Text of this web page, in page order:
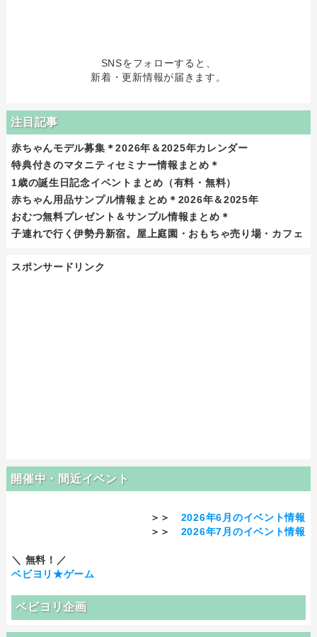
SNSをフォローすると、
新着・更新情報が届きます。
注目記事
赤ちゃんモデル募集＊2026年＆2025年カレンダー
特典付きのマタニティセミナー情報まとめ＊
1歳の誕生日記念イベントまとめ（有料・無料）
赤ちゃん用品サンプル情報まとめ＊2026年＆2025年
おむつ無料プレゼント＆サンプル情報まとめ＊
子連れで行く伊勢丹新宿。屋上庭園・おもちゃ売り場・カフェ
スポンサードリンク
開催中・間近イベント
＞＞ 2026年6月のイベント情報
＞＞ 2026年7月のイベント情報
＼ 無料！／
ベビヨリ★ゲーム
ベビヨリ企画